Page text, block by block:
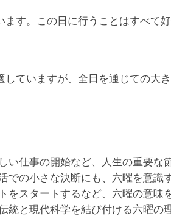
す。この日に行うことはすべて好
ていますが、全日を通じての大き
い仕事の開始など、人生の重要な
での小さな決断にも、六曜を意識
をスタートするなど、六曜の意味
統と現代科学を結び付ける六曜の